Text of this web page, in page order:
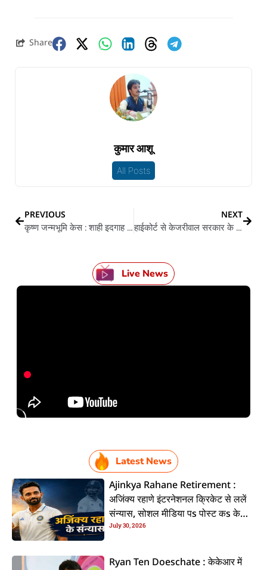
Share
कुमार आशू
All Posts
PREVIOUS
कृष्ण जन्मभूमि केस : शाही इदगाह मस्जिद के खिलाफ मुकदमा दर्ज करावे खातिर मथुरा कोर्ट के मंजूरी
NEXT
हाईकोर्ट से केजरीवाल सरकार के बड़ झटका, डोर-टू-डोर राशन योजना रद्द
Live News
Latest News
Ajinkya Rahane Retirement :
अजिंक्य रहाणे इंटरनेशनल क्रिकेट से ललें
संन्यास, सोशल मीडिया पs पोस्ट कs के
कइलें एलान
July 30, 2026
Ryan Ten Doeschate : केकेआर में